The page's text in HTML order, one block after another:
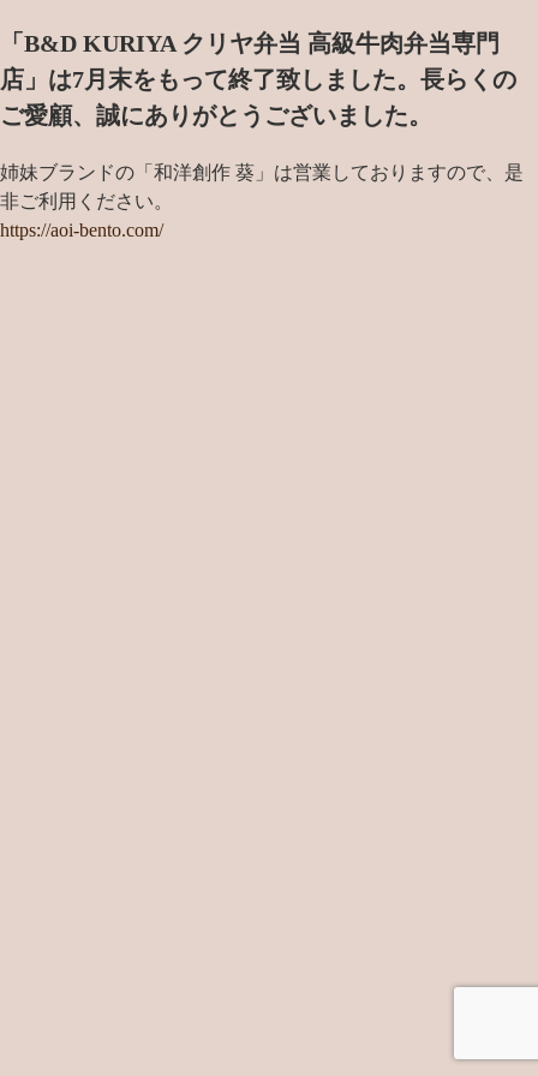
「B&D KURIYA クリヤ弁当 高級牛肉弁当専門
店」は7月末をもって終了致しました。 長らくの
ご愛顧、誠にありがとうございました。
姉妹ブランドの「和洋創作 葵」は営業しておりますので、是
非ご利用ください。
https://aoi-bento.com/